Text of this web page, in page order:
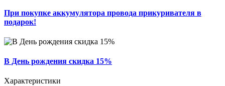
При покупке аккумулятора провода прикуривателя в
подарок!
В День рождения скидка 15%
Характеристики